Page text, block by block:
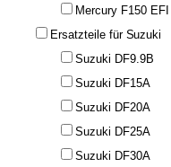
Mercury F150
Ersatzteile für Suzuki
Suzuki DF9.9B
Suzuki DF15A
Suzuki DF20A
Suzuki DF25A
Suzuki DF30A